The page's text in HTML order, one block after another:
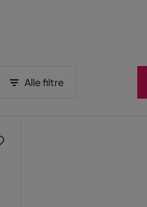
Alle filtre